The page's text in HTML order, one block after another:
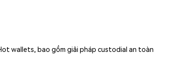
wallets, bao gồm giải pháp custodial an toàn